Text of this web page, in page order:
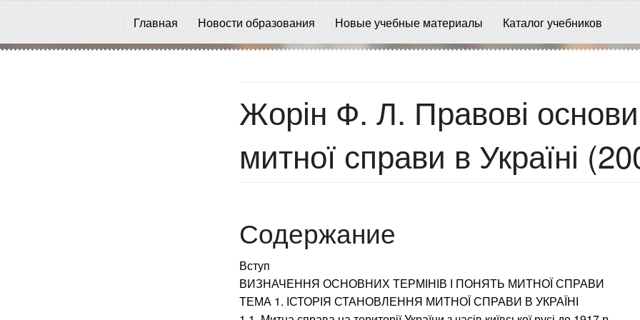
Главная Новости образования Новые учебные материалы Каталог учебников
Жорін Ф. Л. Правові основи
митної справи в Україні
Содержание
Вступ
ВИЗНАЧЕННЯ ОСНОВНИХ ТЕРМІНІВ І ПОНЯТЬ МИТНОЇ СПРАВИ
ТЕМА 1. ІСТОРІЯ СТАНОВЛЕННЯ МИТНОЇ СПРАВИ В УКРАЇНІ